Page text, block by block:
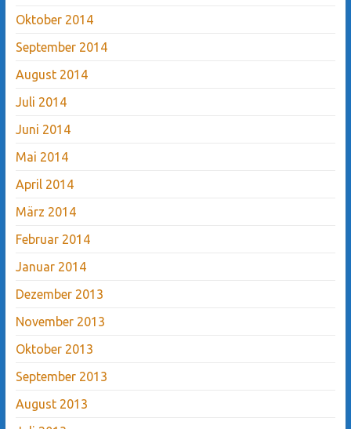
Oktober 2014
September 2014
August 2014
Juli 2014
Juni 2014
Mai 2014
April 2014
März 2014
Februar 2014
Januar 2014
Dezember 2013
November 2013
Oktober 2013
September 2013
August 2013